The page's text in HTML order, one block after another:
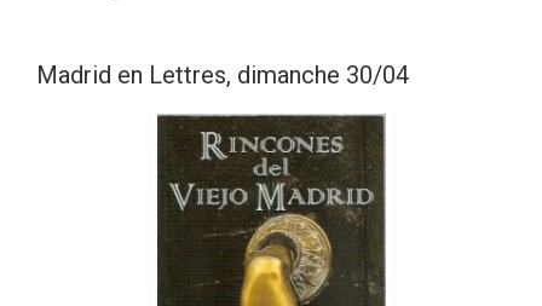
Madrid en Lettres, dimanche 30/04